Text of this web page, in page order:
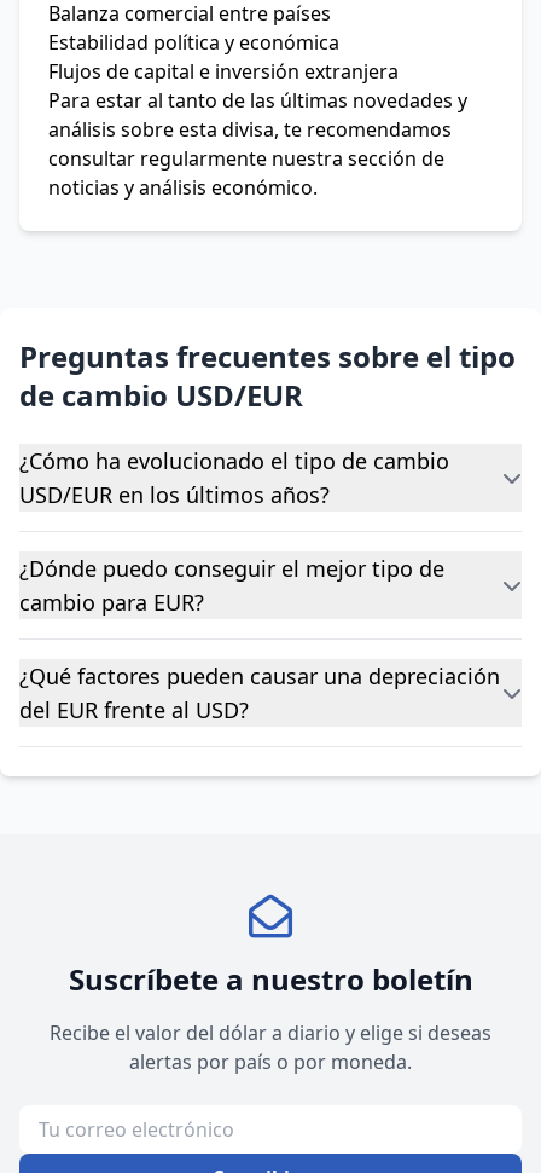
Balanza comercial entre países
Estabilidad política y económica
Flujos de capital e inversión extranjera
Para estar al tanto de las últimas novedades y
análisis sobre esta divisa, te recomendamos
consultar regularmente nuestra sección de
noticias y análisis económico.
Preguntas frecuentes sobre el tipo
de cambio USD/EUR
¿Cómo ha evolucionado el tipo de cambio
USD/EUR en los últimos años?
¿Dónde puedo conseguir el mejor tipo de
cambio para EUR?
¿Qué factores pueden causar una depreciación
del EUR frente al USD?
Suscríbete a nuestro boletín
Recibe el valor del dólar a diario y elige si deseas
alertas por país o por moneda.